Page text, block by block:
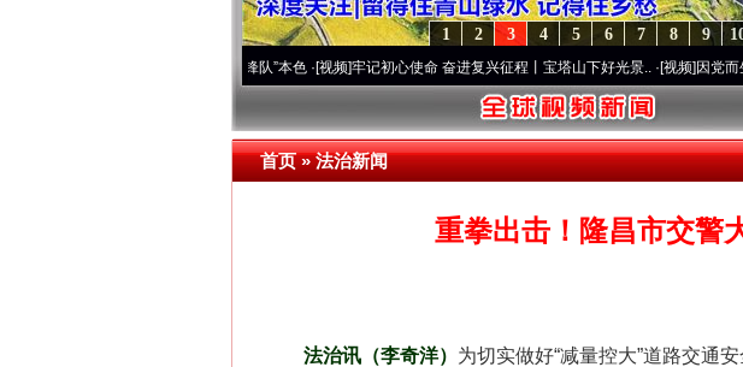
9
8
7
6
5
4
3
2
1
·[视频]牢记初心使命 奋进复兴征程丨宝塔山下好光景..·[视频]因党而生 为党而战
首页»法治新闻
重拳出击！隆昌市交警
法治讯（李奇洋） 为切实做好“减量控大”道路交通